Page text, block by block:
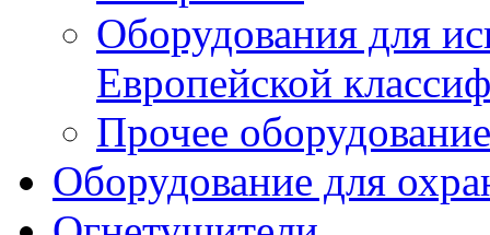
Оборудования для
Европейской
Прочее оборудование
Оборудование для